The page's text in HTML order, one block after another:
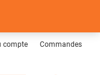
compte Commandes